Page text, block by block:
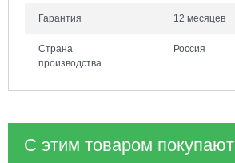
Гарантия 12 месяцев
Страна
производства
Россия
С этим товаром покупают